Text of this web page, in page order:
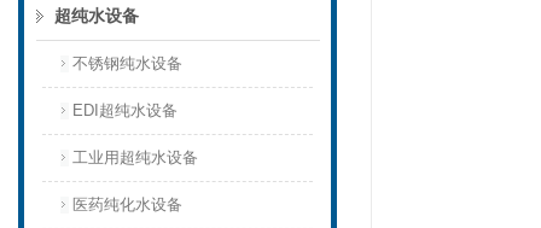
超纯水设备
不锈钢纯水设备
EDI超纯水设备
工业用超纯水设备
医药纯化水设备